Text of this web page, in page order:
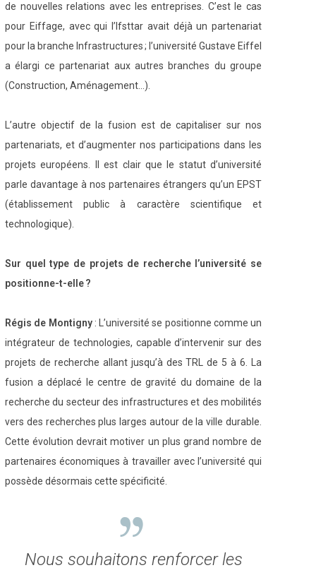
de nouvelles relations avec les entreprises. C’est le cas
pour Eiffage, avec qui l’Ifsttar avait déjà un partenariat
pour la branche Infrastructures ; l’université Gustave Eiffel
a élargi ce partenariat aux autres branches du groupe
(Construction, Aménagement…).
L’autre objectif de la fusion est de capitaliser sur nos
partenariats, et d’augmenter nos participations dans les
projets européens. Il est clair que le statut d’université
parle davantage à nos partenaires étrangers qu’un EPST
(établissement public à caractère scientifique et
technologique).
Sur quel type de projets de recherche l’université se
positionne-t-elle ?
Régis de Montigny: L’université se positionne comme un
intégrateur de technologies, capable d’intervenir sur des
projets de recherche allant jusqu’à des TRL de 5 à 6. La
fusion a déplacé le centre de gravité du domaine de la
recherche du secteur des infrastructures et des mobilités
vers des recherches plus larges autour de la ville durable.
Cette évolution devrait motiver un plus grand nombre de
partenaires économiques à travailler avec l’université qui
possède désormais cette spécificité.
Nous souhaitons renforcer les